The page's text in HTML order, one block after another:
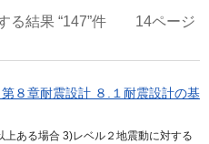
る結果 “147”件
14ページ
８章耐震設計 ８.１耐震設計の基
ある場合 3)レベル２地震動に対する